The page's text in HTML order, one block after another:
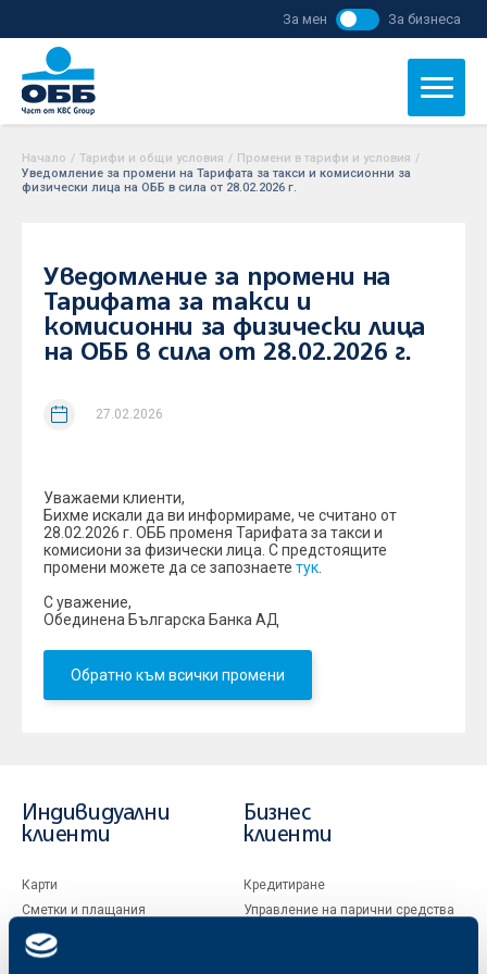
За мен За бизнеса
Начало / Тарифи и общи условия / Промени в тарифи и условия /
Уведомление за промени на Тарифата за такси и комисионни за
физически лица на ОББ в сила от 28.02.2026 г.
Уведомление за промени на
Тарифата за такси и
комисионни за физически лица
на ОББ в сила от 28.02.2026 г.
27.02.2026
Уважаеми клиенти,
Бихме искали да ви информираме, че считано от
28.02.2026 г. ОББ променя Тарифата за такси и
комисиони за физически лица. С предстоящите
промени можете да се запознаете тук
С уважение,
Обединена Българска Банка АД
Обратно към всички промени
Индивидуални
клиенти
Карти
Сметки и плащания
Кредити
Спестявания и инвестиции
Бизнес
клиенти
Кредитиране
Управление на парични средства